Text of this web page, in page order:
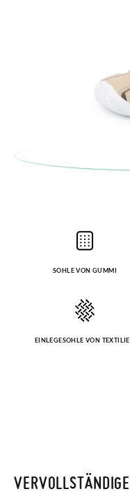
SOHLE VON GUMMI
EINLEGESOHLE VON